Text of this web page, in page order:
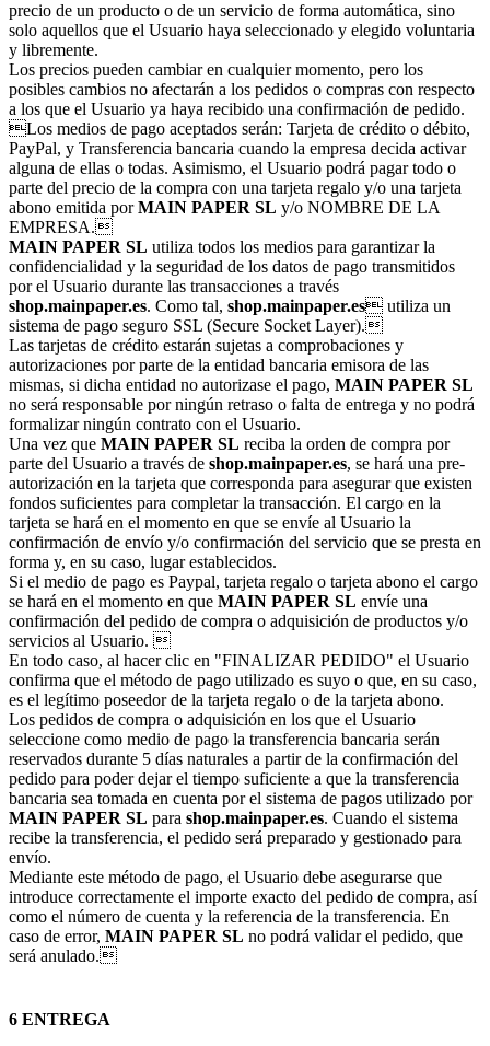
precio de un producto o de un servicio de forma automática, sino
solo aquellos que el Usuario haya seleccionado y elegido voluntaria
y libremente.
Los precios pueden cambiar en cualquier momento, pero los
posibles cambios no afectarán a los pedidos o compras con respecto
a los que el Usuario ya haya recibido una confirmación de pedido.
Los medios de pago aceptados serán: Tarjeta de crédito o débito,
PayPal, y Transferencia bancaria cuando la empresa decida activar
alguna de ellas o todas. Asimismo, el Usuario podrá pagar todo o
parte del precio de la compra con una tarjeta regalo y/o una tarjeta
abono emitida porMAIN PAPER SL y/o NOMBRE DE LA
EMPRESA.
MAIN PAPER SL utiliza todos los medios para garantizar la
confidencialidad y la seguridad de los datos de pago transmitidos
por el Usuario durante las transacciones a través
shop.mainpaper.es. Como tal, shop.mainpaper.es utiliza un
sistema de pago seguro SSL (Secure Socket Layer).
Las tarjetas de crédito estarán sujetas a comprobaciones y
autorizaciones por parte de la entidad bancaria emisora de las
mismas, si dicha entidad no autorizase el pago, MAIN PAPER SL
no será responsable por ningún retraso o falta de entrega y no podrá
formalizar ningún contrato con el Usuario.
Una vez que MAIN PAPER SL reciba la orden de compra por
parte del Usuario a través de shop.mainpaper.es, se hará una pre-
autorización en la tarjeta que corresponda para asegurar que existen
fondos suficientes para completar la transacción. El cargo en la
tarjeta se hará en el momento en que se envíe al Usuario la
confirmación de envío y/o confirmación del servicio que se presta en
forma y, en su caso, lugar establecidos.
Si el medio de pago es Paypal, tarjeta regalo o tarjeta abono el cargo
se hará en el momento en que MAIN PAPER SL envíe una
confirmación del pedido de compra o adquisición de productos y/o
servicios al Usuario. 
En todo caso, al hacer clic en "FINALIZAR PEDIDO" el Usuario
confirma que el método de pago utilizado es suyo o que, en su caso,
es el legítimo poseedor de la tarjeta regalo o de la tarjeta abono.
Los pedidos de compra o adquisición en los que el Usuario
seleccione como medio de pago la transferencia bancaria serán
reservados durante 5 días naturales a partir de la confirmación del
pedido para poder dejar el tiempo suficiente a que la transferencia
bancaria sea tomada en cuenta por el sistema de pagos utilizado por
MAIN PAPER SL para shop.mainpaper.es. Cuando el sistema
recibe la transferencia, el pedido será preparado y gestionado para
envío.
Mediante este método de pago, el Usuario debe asegurarse que
introduce correctamente el importe exacto del pedido de compra, así
como el número de cuenta y la referencia de la transferencia. En
caso de error, MAIN PAPER SL no podrá validar el pedido, que
será anulado.
6 ENTREGA